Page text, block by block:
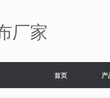
厂家
首页 产